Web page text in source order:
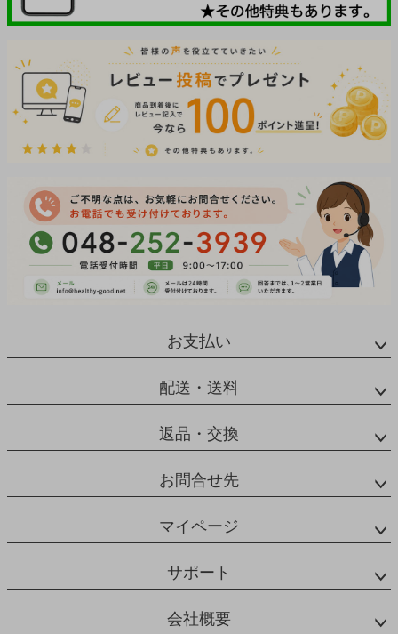
お支払い
配送・送料
返品・交換
お問合せ先
マイページ
サポート
会社概要